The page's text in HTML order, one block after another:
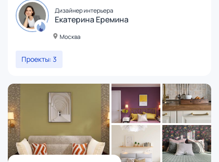
Дизайнер интерьера
Екатерина Еремина
Москва
Проекты: 3